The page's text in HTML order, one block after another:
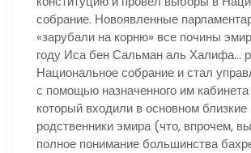
собрание. Новоявленные
«зарубали на корню» все почины
году Иса бен Сальман аль Халифа…
Национальное собрание и стал
с помощью назначенного им
который входили в основном близкие
родственники эмира (что, впрочем,
полное понимание большинства